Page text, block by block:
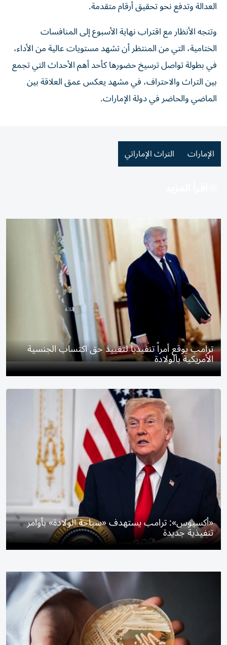
العدالة وتدفع نحو تحقيق أرقام متقدمة.
وتتجه الأنظار مع اقتراب نهاية الأسبوع إلى المنافسات
الختامية، التي من المنتظر أن تشهد مستويات عالية من الأداء،
في بطولة تواصل ترسيخ حضورها كأحد أهم الأحداث التي تجمع
بين التراث والاحتراف، في مشهد يعكس عمق العلاقة بين
الماضي والحاضر في دولة الإمارات.
الإمارات التراث الإماراتي
ترامب يوقع أمراً تنفيذياً لتقييد حق اكتساب الجنسية
الأمريكية بالولادة
«أكسيوس»: ترامب يستهدف «سياحة الولادة» بأوامر
تنفيذية جديدة